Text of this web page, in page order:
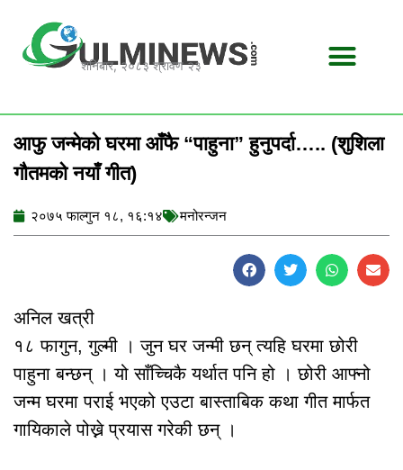
content
शनिबार, २०८३ श्रावण २३
आफु जन्मेको घरमा आँफै “पाहुना” हुनुपर्दा….. (शुशिला
गौतमको नयाँ गीत)
२०७५ फाल्गुन १८, १६:१४ मनोरन्जन
अनिल खत्री
१८ फागुन, गुल्मी । जुन घर जन्मी छन् त्यहि घरमा छोरी
पाहुना बन्छन् । यो साँच्चिकै यर्थात पनि हो । छोरी आफ्नो
जन्म घरमा पराई भएको एउटा बास्ताबिक कथा गीत मार्फत
गायिकाले पोख्ने प्रयास गरेकी छन् ।